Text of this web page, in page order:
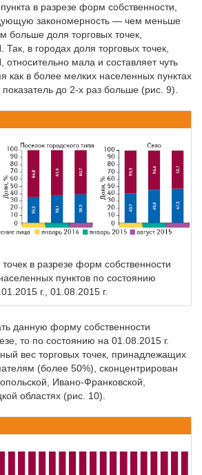
в разрезе форм собственности,
закономерность — чем меньше
больше доля торговых точек,
в городах доля торговых точек,
мала и составляет чуть
как в более мелких населенных пунктах
до 2-х раз больше (рис. 9).
точек в разрезе форм собственности
пунктов по состоянию
г., 01.08.2015 г.
данную форму собственности
то по состоянию на 01.08.2015 г.
вес торговых точек, принадлежащих
(более 50%), сконцентрирован
Ивано-Франковской,
областях (рис. 10).